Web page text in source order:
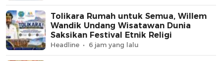
Tolikara Rumah untuk Semua, Willem
Wandik Undang Wisatawan Dunia
Saksikan Festival Etnik Religi
Headline 6 jam yang lalu